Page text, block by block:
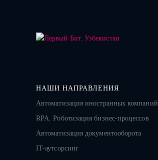
НАШИ НАПРАВЛЕНИЯ
Автоматизация иностранных компаний
RPA. Роботизация бизнес-процессов
Автоматизация документооборота
IT-аутсорсинг